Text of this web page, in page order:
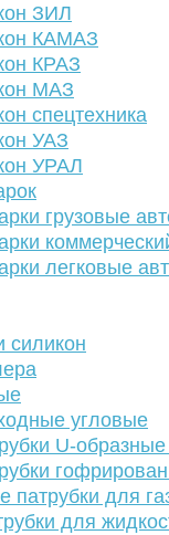
ЗИЛ
КАМАЗ
КРАЗ
МАЗ
спецтехника
УАЗ
УРАЛ
грузовые
легковые
силикон
угловые
U-
патрубки для
для